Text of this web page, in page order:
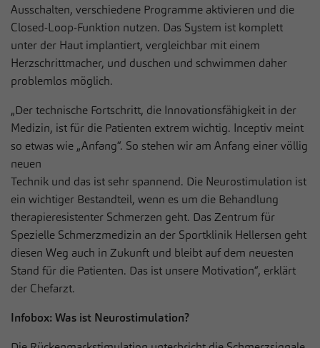
Ausschalten, verschiedene Programme aktivieren und die
Closed-Loop-Funktion nutzen. Das System ist komplett
unter der Haut implantiert, vergleichbar mit einem
Herzschrittmacher, und duschen und schwimmen daher
problemlos möglich.
„Der technische Fortschritt, die Innovationsfähigkeit in der
Medizin, ist für die Patienten extrem wichtig. Inceptiv meint
so etwas wie „Anfang“. So stehen wir am Anfang einer völlig
neuen
Technik und das ist sehr spannend. Die Neurostimulation ist
ein wichtiger Bestandteil, wenn es um die Behandlung
therapieresistenter Schmerzen geht. Das Zentrum für
Spezielle Schmerzmedizin an der Sportklinik Hellersen geht
diesen Weg auch in Zukunft und bleibt auf dem neuesten
Stand für die Patienten. Das ist unsere Motivation“, erklärt
der Chefarzt.
Infobox: Was ist Neurostimulation?